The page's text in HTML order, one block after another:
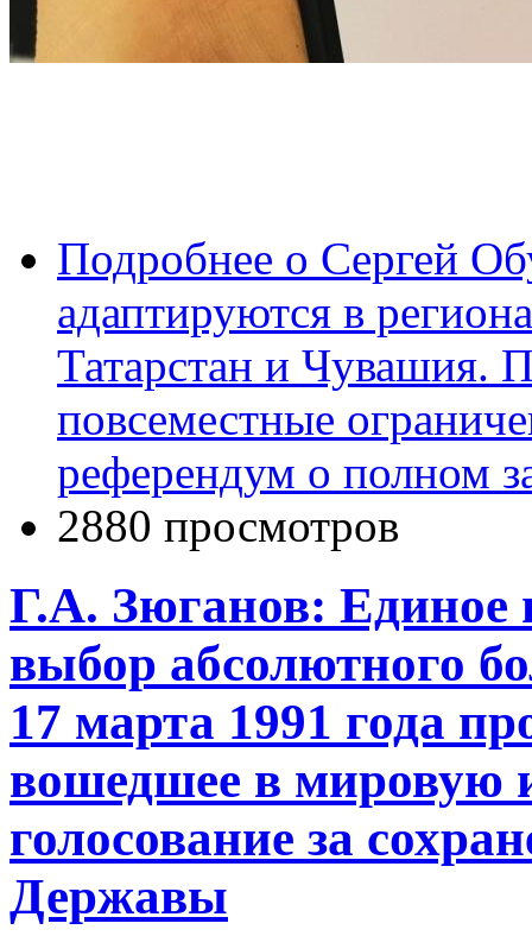
Подробнее о Сергей
адаптируются в
Татарстан и Чувашия.
повсеместные
референдум о полном
2880 просмотров
Г.А. Зюганов: Единое
выбор абсолютного
17 марта 1991 года
вошедшее в мировую
голосование за
Державы